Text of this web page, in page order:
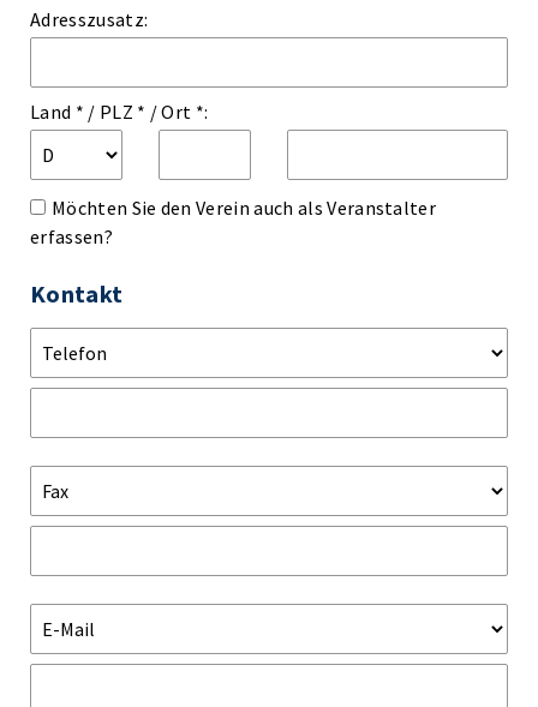
Adresszusatz:
Land * / PLZ * /Ort *:
Möchten Sie den Verein auch als Veranstalter
erfassen?
Kontakt